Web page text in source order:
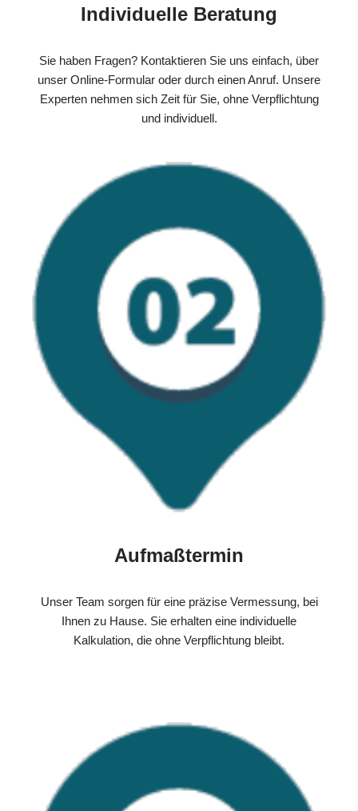
Individuelle Beratung
Sie haben Fragen? Kontaktieren Sie uns einfach, über
unser Online-Formular oder durch einen Anruf. Unsere
Experten nehmen sich Zeit für Sie, ohne Verpflichtung
und individuell.
Aufmaßtermin
Unser Team sorgen für eine präzise Vermessung, bei
Ihnen zu Hause. Sie erhalten eine individuelle
Kalkulation, die ohne Verpflichtung bleibt.